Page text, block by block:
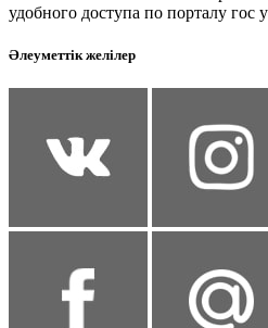
удобного доступа по порталу гос
Әлеуметтік желілер